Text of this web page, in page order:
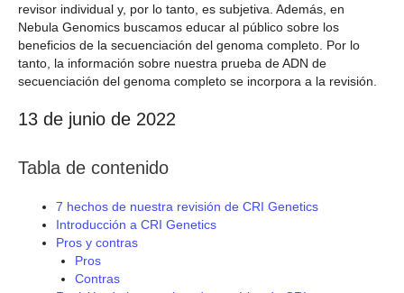
revisor individual y, por lo tanto, es subjetiva. Además, en
Nebula Genomics buscamos educar al público sobre los
beneficios de la secuenciación del genoma completo. Por lo
tanto, la información sobre nuestra prueba de ADN de
secuenciación del genoma completo se incorpora a la revisión.
13 de junio de 2022
Tabla de contenido
7 hechos de nuestra revisión de CRI Genetics
Introducción a CRI Genetics
Pros y contras
Pros
Contras